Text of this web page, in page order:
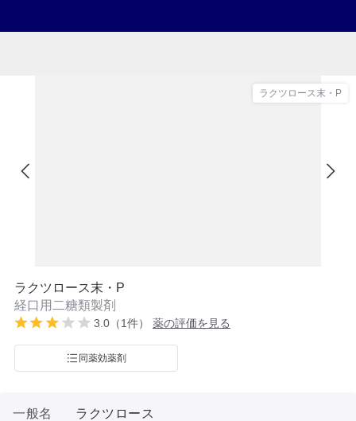
ラクツロース末・P
ラクツロース末・P
経口用二糖類製剤
3.0（1件） 薬の評価を見る
同薬効薬剤
一般名
ラクツロース